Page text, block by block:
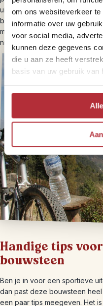
om ons websiteverkeer
informatie over uw
voor social media,
kunnen deze gegevens
die u aan ze heeft
basis van uw gebruik van
uitzichten en gevarieerde
benen rust te gunnen — of om
met bijvoorbeeld een bezoek
nieuwe trekking.
Handige tips
bouwsteen
Ben je in voor een sportieve
dan past deze bouwsteen
een paar tips meegeven. Het